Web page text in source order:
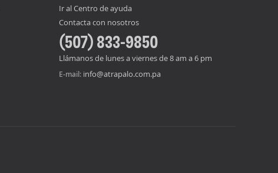
Ir al Centro de ayuda
Contacta con nosotros
(507) 833-9850
Llámanos de lunes a viernes de 8 am a 6 pm
E-mail: info@atrapalo.com.pa